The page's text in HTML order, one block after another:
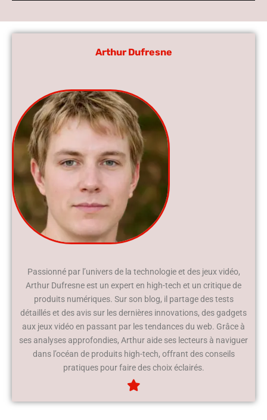
Arthur Dufresne
Passionné par l’univers de la technologie et des jeux vidéo,
Arthur Dufresne est un expert en high-tech et un critique de
produits numériques. Sur son blog, il partage des tests
détaillés et des avis sur les dernières innovations, des gadgets
aux jeux vidéo en passant par les tendances du web. Grâce à
ses analyses approfondies, Arthur aide ses lecteurs à naviguer
dans l’océan de produits high-tech, offrant des conseils
pratiques pour faire des choix éclairés.